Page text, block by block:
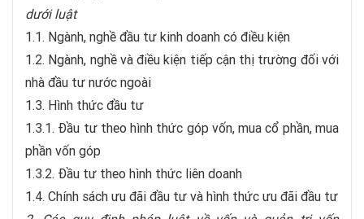
dưới luật
1.1. Ngành, nghề đầu tư kinh doanh có điều kiện
1.2. Ngành, nghề và điều kiện tiếp cận thị trường đối với
nhà đầu tư nước ngoài
1.3. Hình thức đầu tư
1.3.1. Đầu tư theo hình thức góp vốn, mua cổ phần, mua
phần vốn góp
1.3.2. Đầu tư theo hình thức liên doanh
1.4. Chính sách ưu đãi đầu tư và hình thức ưu đãi đầu tư